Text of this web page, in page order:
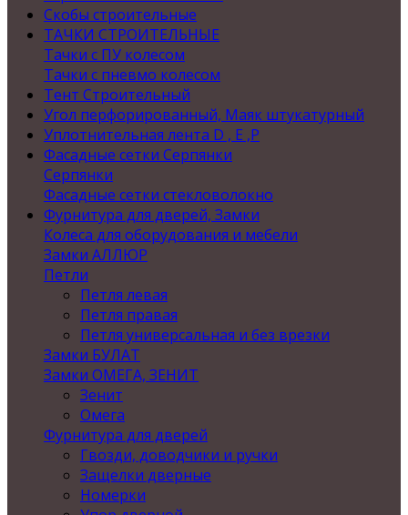
Скобы строительные
ТАЧКИ СТРОИТЕЛЬНЫЕ
Тачки с ПУ колесом
Тачки с пневмо колесом
Тент Строительный
Угол перфорированный, Маяк штукатурный
Уплотнительная лента D , Е ,P
Фасадные сетки Серпянки
Серпянки
Фасадные сетки стекловолокно
Фурнитура для дверей, Замки
Колеса для оборудования и мебели
Замки АЛЛЮР
Петли
Петля левая
Петля правая
Петля универсальная и без врезки
Замки БУЛАТ
Замки ОМЕГА, ЗЕНИТ
Зенит
Омега
Фурнитура для дверей
Гвозди, доводчики и ручки
Защелки дверные
Номерки